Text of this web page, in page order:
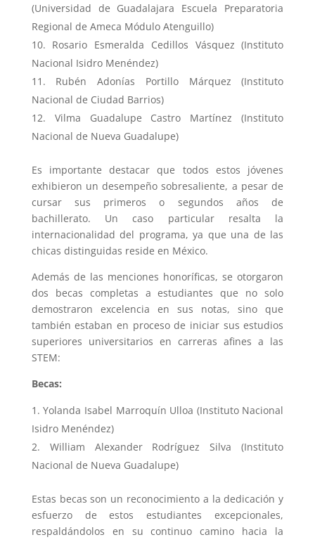
(Universidad de Guadalajara Escuela Preparatoria
Regional de Ameca Módulo Atenguillo)
Rosario Esmeralda Cedillos Vásquez (Instituto
Nacional Isidro Menéndez)
Rubén Adonías Portillo Márquez (Instituto
Nacional de Ciudad Barrios)
Vilma Guadalupe Castro Martínez (Instituto
Nacional de Nueva Guadalupe)
Es importante destacar que todos estos jóvenes
exhibieron un desempeño sobresaliente, a pesar de
cursar sus primeros o segundos años de
bachillerato. Un caso particular resalta la
internacionalidad del programa, ya que una de las
chicas distinguidas reside en México.
Además de las menciones honoríficas, se otorgaron
dos becas completas a estudiantes que no solo
demostraron excelencia en sus notas, sino que
también estaban en proceso de iniciar sus estudios
superiores universitarios en carreras afines a las
STEM:
Becas:
Yolanda Isabel Marroquín Ulloa (Instituto Nacional
Isidro Menéndez)
William Alexander Rodríguez Silva (Instituto
Nacional de Nueva Guadalupe)
Estas becas son un reconocimiento a la dedicación y
esfuerzo de estos estudiantes excepcionales,
respaldándolos en su continuo camino hacia la